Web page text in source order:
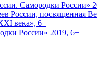
Самородки России»
России, посвященная
века», 6+
России» 2019, 6+